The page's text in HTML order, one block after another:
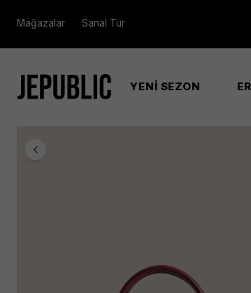
Mağazalar Sanal Tur
YENİ SEZON
Paısleıgh Gırlfrıend
Kadın
Anasayfa